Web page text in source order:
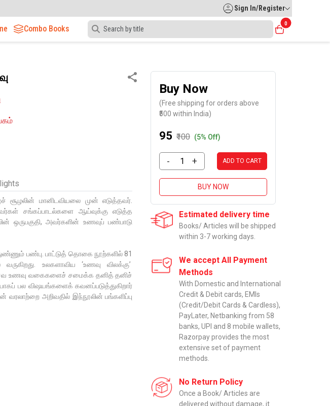
Sign In/Register
Combo Books
0
சூழலின் மானிடவியலை முன் எடுத்தவர்.
சங்கப்பாடல்களை ஆய்வுக்கு எடுத்த
ஒருபகுதி, அவர்களின் உணவுப் பண்பாடு
பண்பு. பாட்டுத் தொகை நூற்களில் 81
உலகளாவிய ‘உணவு விலக்கு’
உணவு வகைகளைச் சமைக்க தனித் தனிச்
பல விஷயங்களைக் கவனப்படுத்துகிறார்
வரலாற்றை அறிவதில் இந்நூலின் பங்களிப்பு
Buy Now
(Free shipping for orders above
₹500 within India)
₹95 ₹100 (5% Off)
- + ADD TO CART
BUY NOW
Estimated delivery time
Books/ Articles will be shipped
within 3-7 working days.
We accept All Payment
Methods
With Domestic and International
Credit & Debit cards, EMIs
(Credit/Debit Cards & Cardless),
PayLater, Netbanking from 58
banks, UPI and 8 mobile wallets,
Razorpay provides the most
extensive set of payment
methods.
No Return Policy
Once a Book/ Articles are
delivered without damage, it